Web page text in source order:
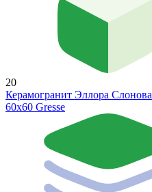
20
Керамогранит Эллора
60х60 Gresse